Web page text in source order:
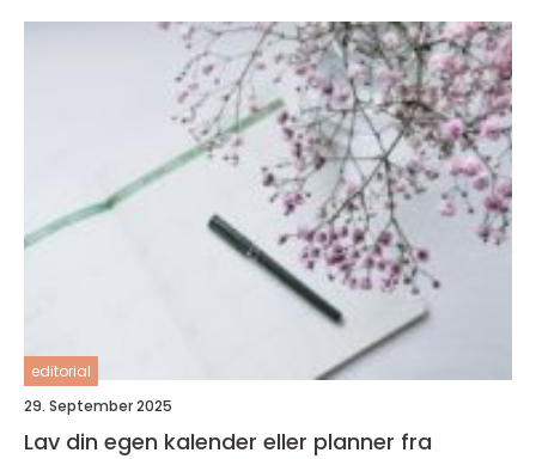
editorial
29. September 2025
Lav din egen kalender eller planner fra